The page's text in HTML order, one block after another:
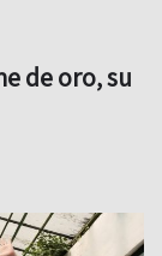
de oro, su